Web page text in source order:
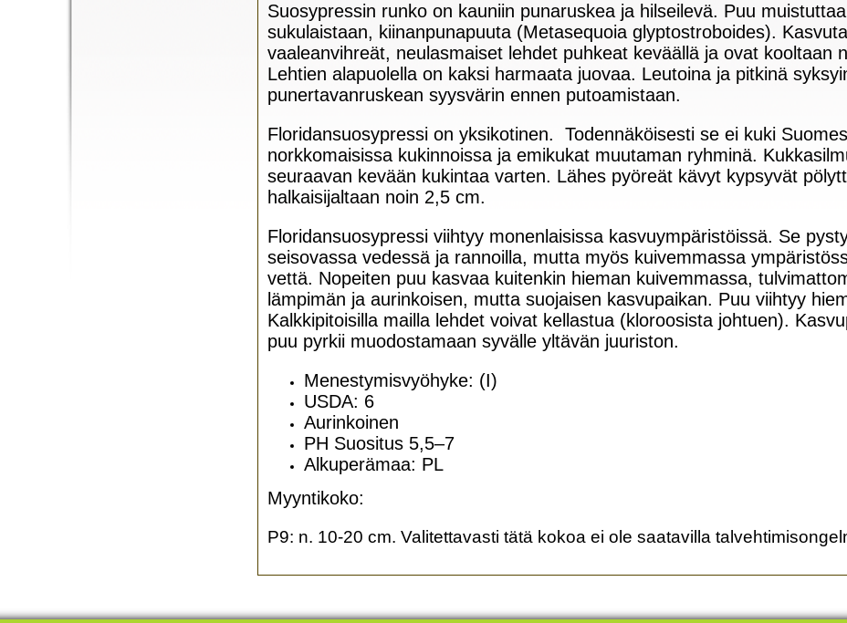
Suosypressin runko on kauniin punaruskea ja hilseilevä. Puu
sukulaistaan, kiinanpunapuuta (Metasequoia glyptostroboides).
vaaleanvihreät, neulasmaiset lehdet puhkeat keväällä ja ovat kooltaan
Lehtien alapuolella on kaksi harmaata juovaa. Leutoina ja pitkinä
punertavanruskean syysvärin ennen putoamistaan.
Floridansuosypressi on yksikotinen. Todennäköisesti se ei kuki
norkkomaisissa kukinnoissa ja emikukat muutaman ryhminä.
seuraavan kevään kukintaa varten. Lähes pyöreät kävyt kypsyvät
halkaisijaltaan noin 2,5 cm.
Floridansuosypressi viihtyy monenlaisissa kasvuympäristöissä. Se
seisovassa vedessä ja rannoilla, mutta myös kuivemmassa
vettä. Nopeiten puu kasvaa kuitenkin hieman kuivemmassa,
lämpimän ja aurinkoisen, mutta suojaisen kasvupaikan. Puu viihtyy
Kalkkipitoisilla mailla lehdet voivat kellastua (kloroosista johtuen).
puu pyrkii muodostamaan syvälle yltävän juuriston.
Menestymisvyöhyke: (I)
USDA: 6
Aurinkoinen
PH Suositus 5,5–7
Alkuperämaa: PL
Myyntikoko:
P9: n. 10-20 cm. Valitettavasti tätä kokoa ei ole saatavilla